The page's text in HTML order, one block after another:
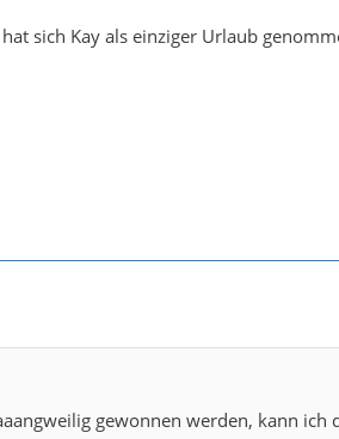
sich Kay als einziger Urlaub
gewonnen werden, kann ich